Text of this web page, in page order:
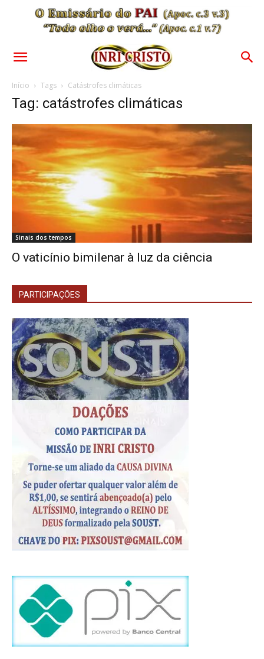
Início Tags Catástrofes climáticas
Tag: catástrofes climáticas
Sinais dos tempos
O vaticínio bimilenar à luz da ciência
PARTICIPAÇÕES